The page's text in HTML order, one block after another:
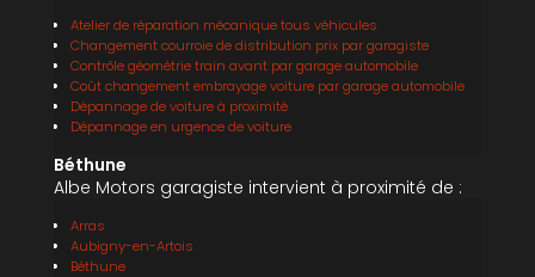
Atelier de réparation mécanique tous véhicules
Changement courroie de distribution prix par garagiste
Contrôle géométrie train avant par garage automobile
Coût changement embrayage voiture par garage automobile
Dépannage de voiture à proximité
Dépannage en urgence de voiture
Béthune
Albe Motors garagiste intervient à proximité de :
Arras
Aubigny-en-Artois
Béthune